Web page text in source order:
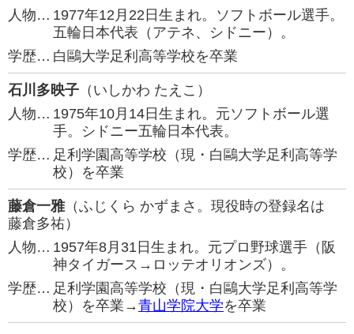
人物… 1977年12月22日生まれ。ソフトボール選手。
五輪日本代表（アテネ、シドニー）。
学歴… 白鷗大学足利高等学校を卒業
石川多映子 （いしかわ たえこ）
人物… 1975年10月14日生まれ。元ソフトボール選
手。シドニー五輪日本代表。
学歴… 足利学園高等学校（現・白鷗大学足利高等学
校）を卒業
藤倉一雅（ふじくら かずまさ。現役時の登録名は
藤倉多祐）
人物… 1957年8月31日生まれ。元プロ野球選手（阪
神タイガース→ロッテオリオンズ）。
学歴… 足利学園高等学校（現・白鷗大学足利高等学
校）を卒業→青山学院大学を卒業